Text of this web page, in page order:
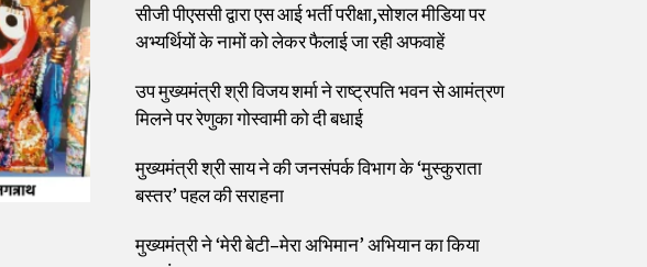
सीजी पीएससी द्वारा एस आई भर्ती परीक्षा,सोशल मीडिया पर
अभ्यर्थियों के नामों को लेकर फैलाई जा रही अफवाहें
उप मुख्यमंत्री श्री विजय शर्मा ने राष्ट्रपति भवन से आमंत्रण
मिलने पर रेणुका गोस्वामी को दी बधाई
मुख्यमंत्री श्री साय ने की जनसंपर्क विभाग के ‘मुस्कुराता
बस्तर’ पहल की सराहना
मुख्यमंत्री ने ‘मेरी बेटी–मेरा अभिमान’ अभियान का किया